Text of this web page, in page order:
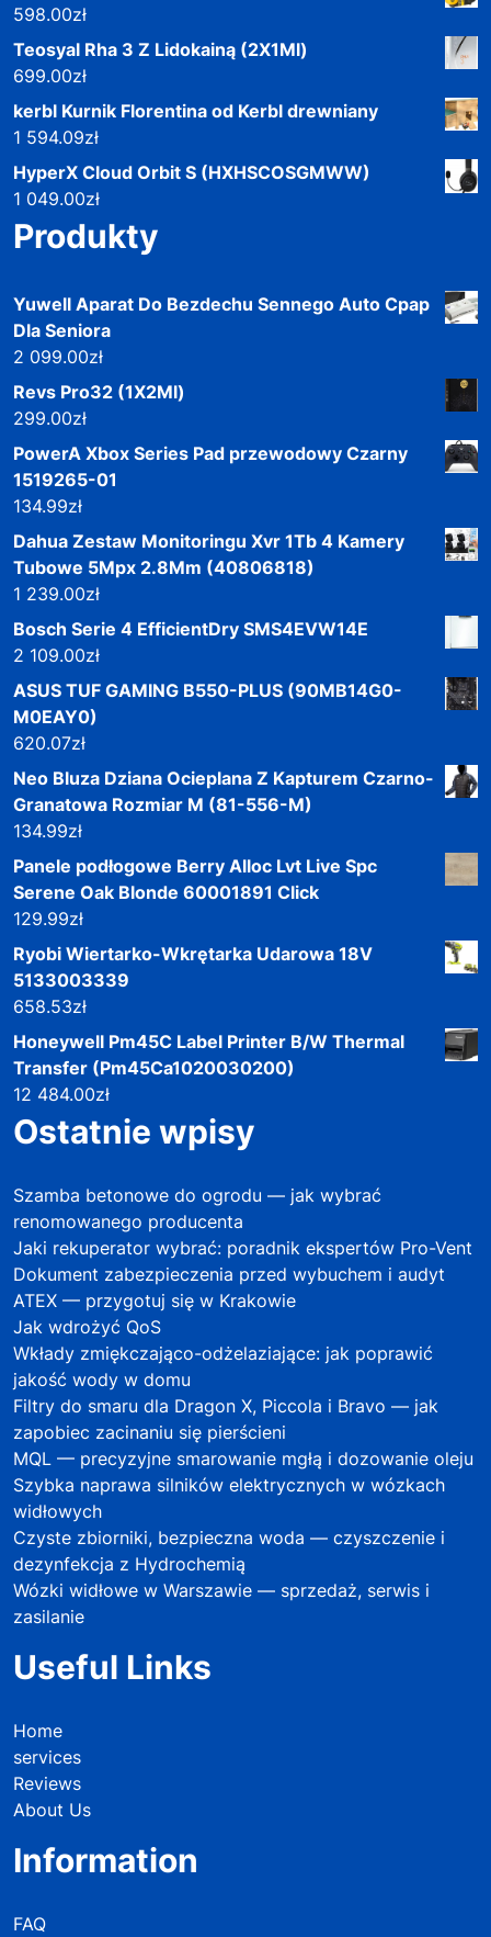
598.00zł
Teosyal Rha 3 Z Lidokainą (2X1Ml)
699.00zł
kerbl Kurnik Florentina od Kerbl drewniany
1 594.09zł
HyperX Cloud Orbit S (HXHSCOSGMWW)
1 049.00zł
Produkty
Yuwell Aparat Do Bezdechu Sennego Auto Cpap
Dla Seniora
2 099.00zł
Revs Pro32 (1X2Ml)
299.00zł
PowerA Xbox Series Pad przewodowy Czarny
1519265-01
134.99zł
Dahua Zestaw Monitoringu Xvr 1Tb 4 Kamery
Tubowe 5Mpx 2.8Mm (40806818)
1 239.00zł
Bosch Serie 4 EfficientDry SMS4EVW14E
2 109.00zł
ASUS TUF GAMING B550-PLUS (90MB14G0-
M0EAY0)
620.07zł
Neo Bluza Dziana Ocieplana Z Kapturem Czarno-
Granatowa Rozmiar M (81-556-M)
134.99zł
Panele podłogowe Berry Alloc Lvt Live Spc
Serene Oak Blonde 60001891 Click
129.99zł
Ryobi Wiertarko-Wkrętarka Udarowa 18V
5133003339
658.53zł
Honeywell Pm45C Label Printer B/W Thermal
Transfer (Pm45Ca1020030200)
12 484.00zł
Ostatnie wpisy
Szamba betonowe do ogrodu — jak wybrać
renomowanego producenta
Jaki rekuperator wybrać: poradnik ekspertów Pro-Vent
Dokument zabezpieczenia przed wybuchem i audyt
ATEX — przygotuj się w Krakowie
Jak wdrożyć QoS
Wkłady zmiękczająco-odżelaziające: jak poprawić
jakość wody w domu
Filtry do smaru dla Dragon X, Piccola i Bravo — jak
zapobiec zacinaniu się pierścieni
MQL — precyzyjne smarowanie mgłą i dozowanie oleju
Szybka naprawa silników elektrycznych w wózkach
widłowych
Czyste zbiorniki, bezpieczna woda — czyszczenie i
dezynfekcja z Hydrochemią
Wózki widłowe w Warszawie — sprzedaż, serwis i
zasilanie
Useful Links
Home
services
Reviews
About Us
Information
FAQ